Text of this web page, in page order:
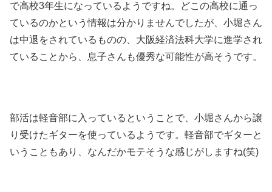
で高校3年生になっているようですね。どこの高校に通っ
ているのかという情報は分かりませんでしたが、小堀さん
は中退をされているものの、大阪経済法科大学に進学され
ていることから、息子さんも優秀な可能性が高そうです。
部活は軽音部に入っているということで、小堀さんから譲
り受けたギターを使っているようです。軽音部でギターと
いうこともあり、なんだかモテそうな感じがしますね(笑)